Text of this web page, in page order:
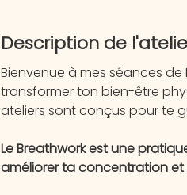
Description de
Bienvenue à mes séances
transformer ton bien-être
ateliers sont conçus pour te
Le Breathwork est une
améliorer ta concentration